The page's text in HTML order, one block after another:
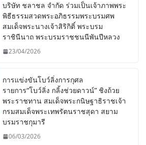
บริษัท ชลาชล จำกัด ร่วมเป็นเจ้าภาพพระ
พิธีธรรมสวดพระอภิธรรมพระบรมศพ
สมเด็จพระนางเจ้าสิริกิติ์ พระบรม
ราชินีนาถ พระบรมราชชนนีพันปีหลวง
23/04/2026
การแข่งขันโบว์ลิ่งการกุศล
รายการ“โบว์ลิ่ง กลิ้งช่วยดาวน์” ชิงถ้วย
พระราชทาน สมเด็จพระกนิษฐาธิราชเจ้า
กรมสมเด็จพระเทพรัตนราชสุดา สยาม
บรมราชกุมารี
06/03/2026